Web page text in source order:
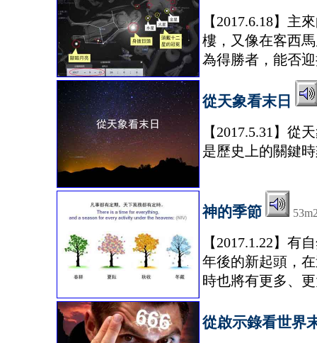
【2017.6.18】主
樓，又像在客西
為得勝者，能否
從天象看末日
【2017.5.31】從
是歷史上的關鍵
神的季節
【2017.1.22】有
年後的新起頭，
時也將有更多、
從啟示錄看世界